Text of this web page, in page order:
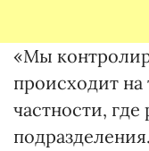
«Мы
происходит на
частности,